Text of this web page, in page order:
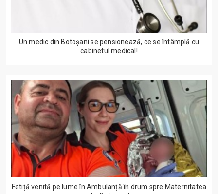
Un medic din Botoșani se pensionează, ce se întâmplă cu
cabinetul medical!
Fetiță venită pe lume în Ambulanță în drum spre Maternitatea